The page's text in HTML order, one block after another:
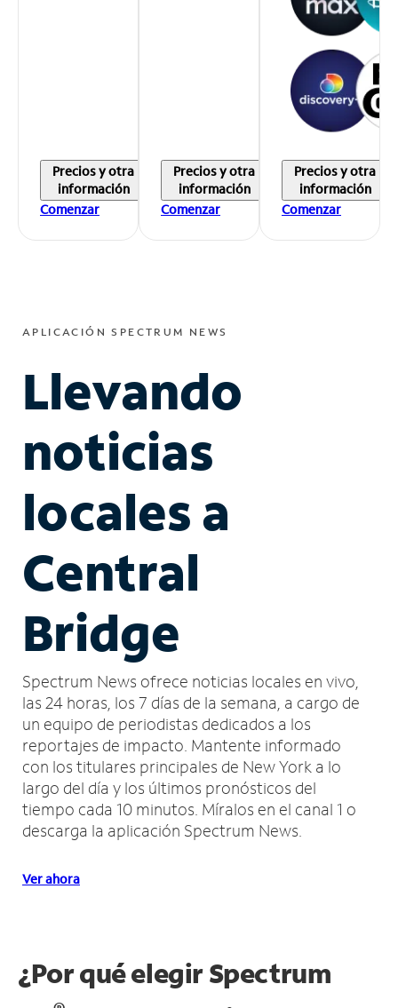
Precios y otra
información
Comenzar
Precios y otra
información
Comenzar
Precios y otra
información
Comenzar
APLICACIÓN SPECTRUM NEWS
Llevando
noticias
locales a
Central
Bridge
Spectrum News ofrece noticias locales en vivo,
las 24 horas, los 7 días de la semana, a cargo de
un equipo de periodistas dedicados a los
reportajes de impacto. Mantente informado
con los titulares principales de New York a lo
largo del día y los últimos pronósticos del
tiempo cada 10 minutos. Míralos en el canal 1 o
descarga la aplicación Spectrum News.
Ver ahora
¿Por qué elegir Spectrum